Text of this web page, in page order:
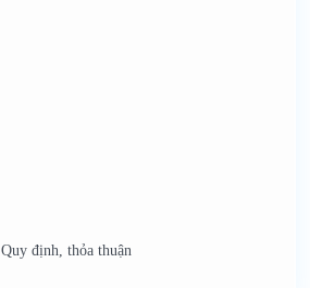
Quy định, thỏa thuận